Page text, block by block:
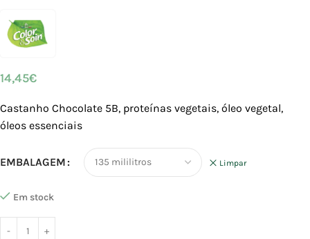
14,45€
Castanho Chocolate 5B, proteínas vegetais, óleo vegetal,
óleos essenciais
EMBALAGEM Limpar
Em stock